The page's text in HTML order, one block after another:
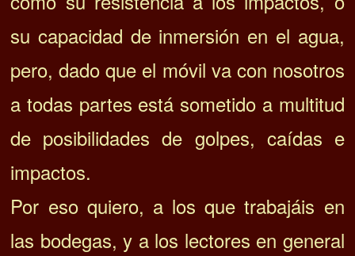
su capacidad de inmersión en el agua,
pero, dado que el móvil va con nosotros
a todas partes está sometido a multitud
de posibilidades de golpes, caídas e
impactos.
Por eso quiero, a los que trabajáis en
las bodegas, y a los lectores en general